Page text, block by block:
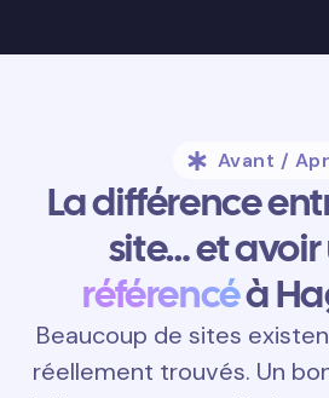
Avant /
La différence
site… et avoir
référencéà
Beaucoup de sites
réellement trouvés. Un